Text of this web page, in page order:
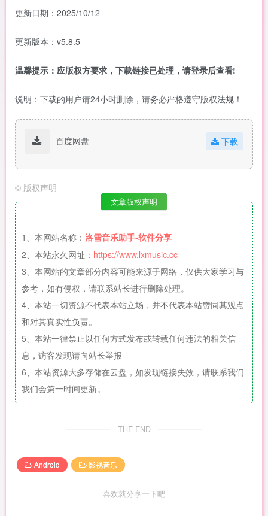
更新日期：2025/10/12
更新版本：v5.8.5
温馨提示：应版权方要求，下载链接已处理，请登录后查看!
说明：下载的用户请24小时删除，请务必严格遵守版权法规！
百度网盘 下载
© 版权声明
文章版权声明
1、本网站名称： 洛雪音乐助手-软件分享
2、本站永久网址： https://www.lxmusic.cc
3、本网站的文章部分内容可能来源于网络，仅供大家学习与
参考，如有侵权，请联系站长进行删除处理。
4、本站一切资源不代表本站立场，并不代表本站赞同其观点
和对其真实性负责。
5、本站一律禁止以任何方式发布或转载任何违法的相关信
息，访客发现请向站长举报
6、本站资源大多存储在云盘，如发现链接失效，请联系我们
我们会第一时间更新。
THE END
Android 影视音乐
喜欢就分享一下吧